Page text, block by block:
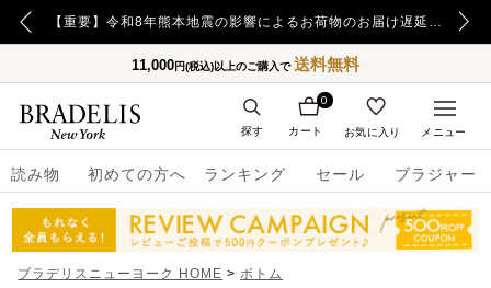
【重要】令和8年熊本地震の影響によるお荷物のお届け遅延について
11,000円(税込)以上のご購入で送料無料
読み物 初めての方へ ランキング セール ブラジャー
カート
0
お気に入り
探す メニュー
ブラデリスニューヨーク HOME
ボトム